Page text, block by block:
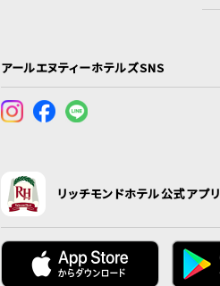
アールエヌティーホテルズSNS
リッチモンドホテル公式アプリ